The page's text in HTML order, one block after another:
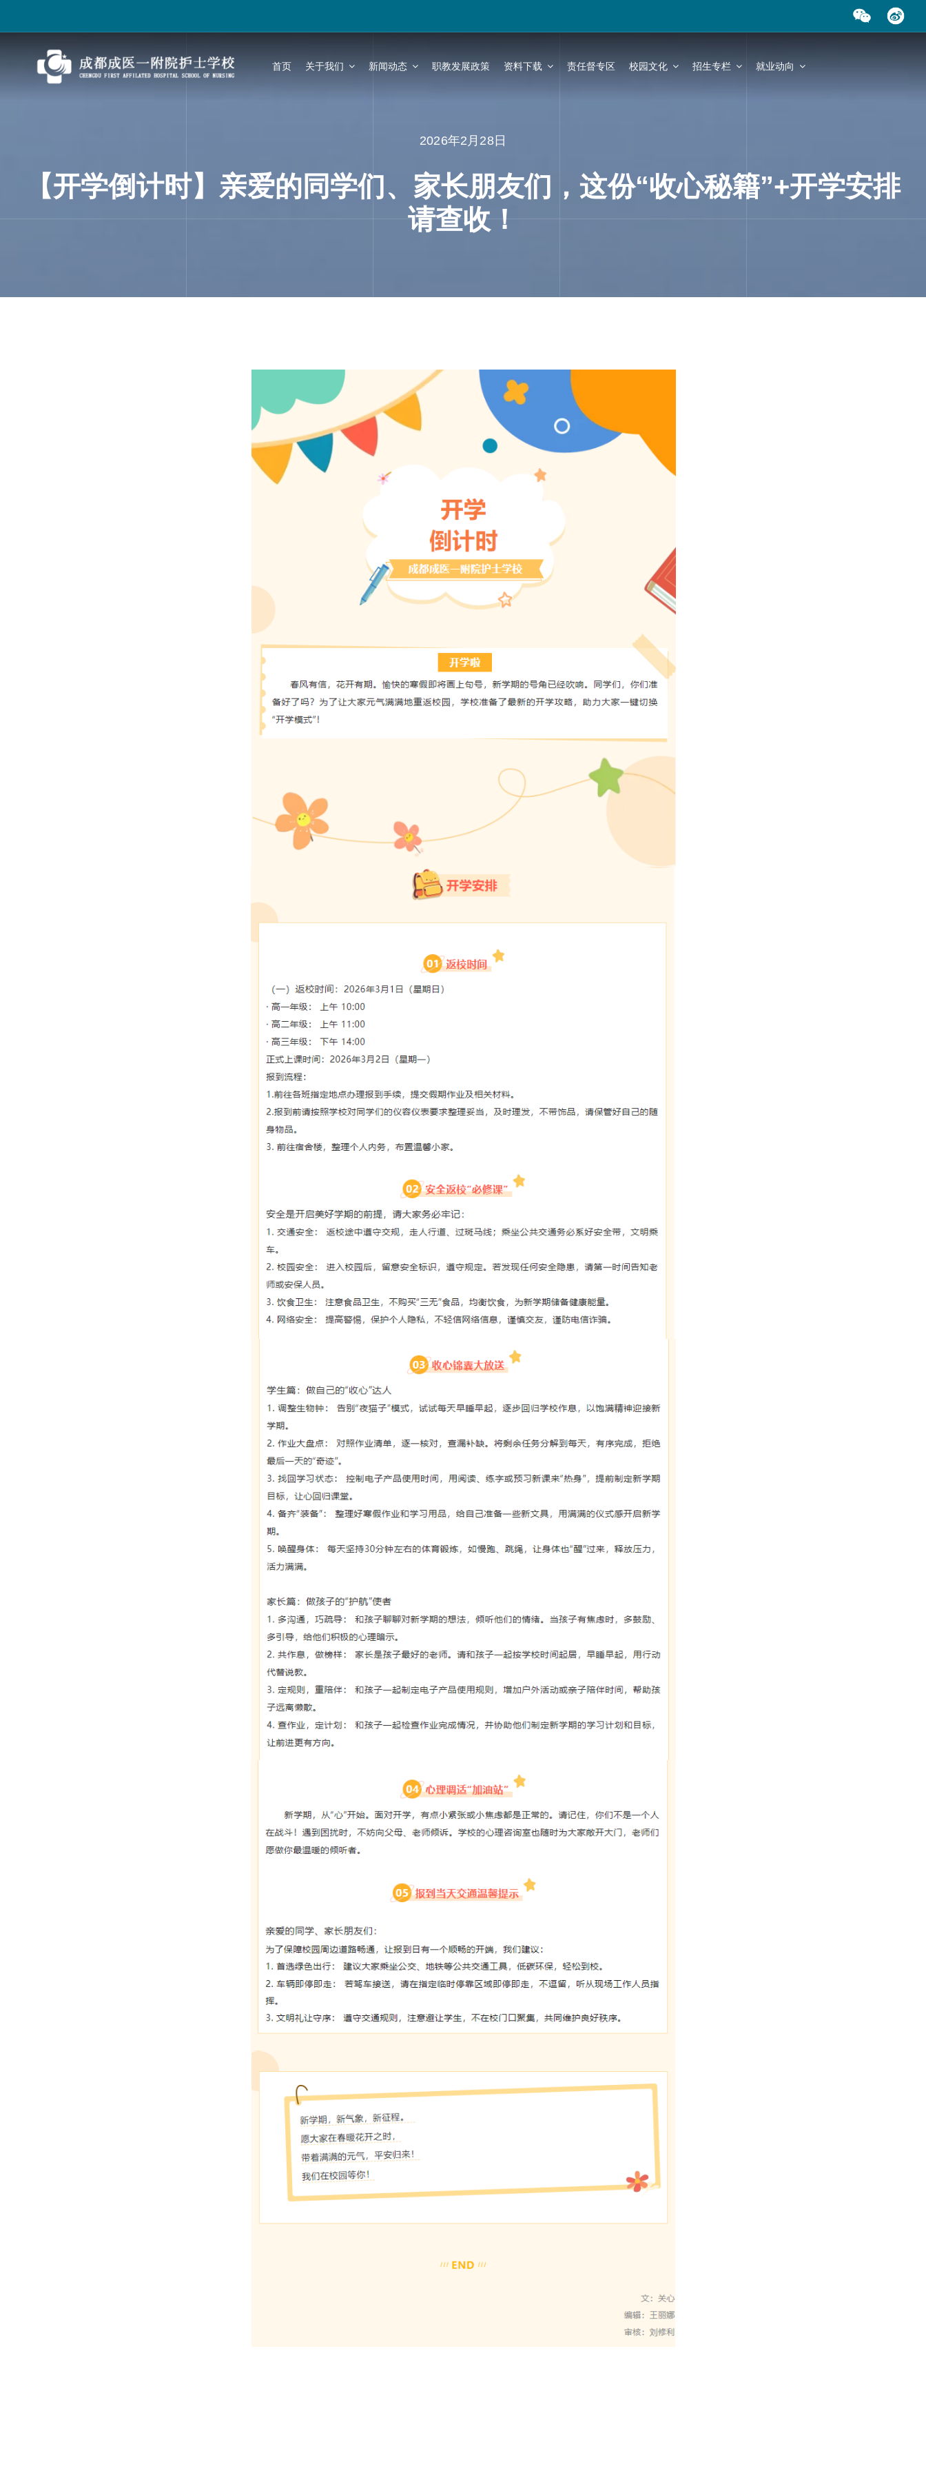
首页 关于我们 新闻动态 职教发展政策 资料下载 责任督专区 校园文化 招生专栏 就业动向
2026年2月28日
【开学倒计时】亲爱的同学们、家长朋友们，这份“收心秘籍”+开学安排
请查收！